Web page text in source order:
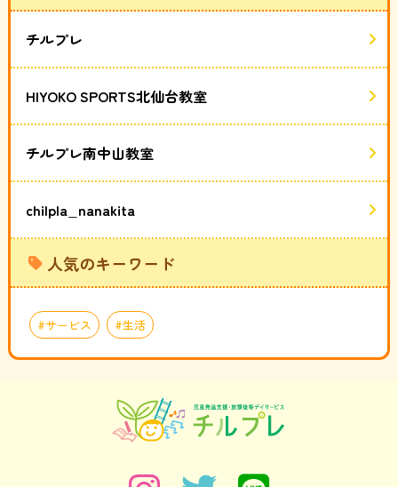
チルプレ
HIYOKO SPORTS北仙台教室
チルプレ南中山教室
chilpla_nanakita
人気のキーワード
サービス 生活